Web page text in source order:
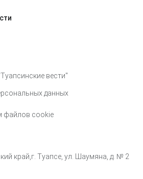
вести"
данных
файлов cookie
край,г. Туапсе, ул. Шаумяна, д. № 2